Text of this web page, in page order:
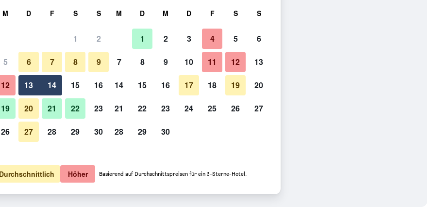
Preise anzeigen
Preise anzeigen
M D F S S
1 2
5 6 7 8 9
12 13 14 15 16
19 20 21 22 23
26 27 28 29 30
M D M D F S S
1 2 3 4 5 6
7 8 9 10 11 12 13
14 15 16 17 18 19 20
21 22 23 24 25 26 27
28 29 30
Durchschnittlich Höher Basierend auf Durchschnittspreisen für ein 3-Sterne-Hotel.